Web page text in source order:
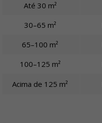
Até 30 m²
30–65 m²
65–100 m²
100–125 m²
Acima de 125 m²